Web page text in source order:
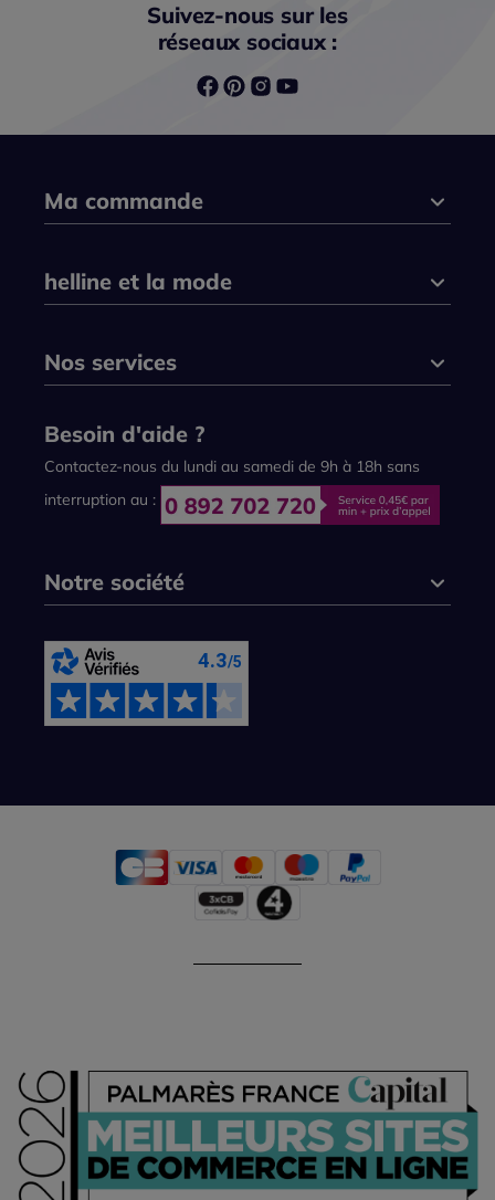
Suivez-nous sur les
réseaux sociaux :
Ma commande
helline et la mode
Nos services
Besoin d'aide ?
Contactez-nous du lundi au samedi de 9h à 18h sans
interruption au :
Notre société